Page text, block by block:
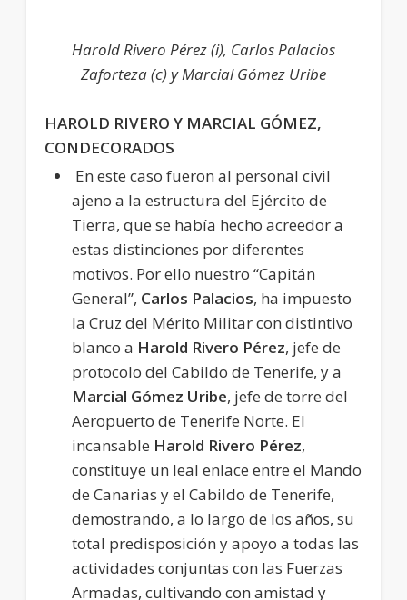
Harold Rivero Pérez (i), Carlos Palacios
Zaforteza (c) y Marcial Gómez Uribe
HAROLD RIVERO Y MARCIAL GÓMEZ,
CONDECORADOS
En este caso fueron al personal civil
ajeno a la estructura del Ejército de
Tierra, que se había hecho acreedor a
estas distinciones por diferentes
motivos. Por ello nuestro “Capitán
General”, Carlos Palacios, ha impuesto
la Cruz del Mérito Militar con distintivo
blanco a Harold Rivero Pérez, jefe de
protocolo del Cabildo de Tenerife, y a
Marcial Gómez Uribe, jefe de torre del
Aeropuerto de Tenerife Norte. El
incansable Harold Rivero Pérez,
constituye un leal enlace entre el Mando
de Canarias y el Cabildo de Tenerife,
demostrando, a lo largo de los años, su
total predisposición y apoyo a todas las
actividades conjuntas con las Fuerzas
Armadas, cultivando con amistad y